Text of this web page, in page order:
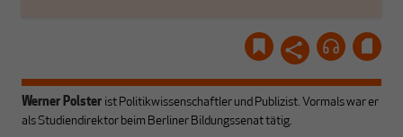
Werner Polster ist Politikwissenschaftler und Publizist. Vormals war er
als Studiendirektor beim Berliner Bildungssenat tätig.